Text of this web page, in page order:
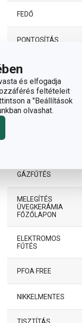
és elfogadja
feltételeit
a "Beállítások
olvashat.
FEDŐ
PONTOSÍTÁS
SÜTŐBE ALKALMAS
TERMÉKCSALÁD
GÁZFŰTÉS
MELEGÍTÉS
ÜVEGKERÁMIA
FŐZŐLAPON
ELEKTROMOS
FŰTÉS
PFOA FREE
NIKKELMENTES